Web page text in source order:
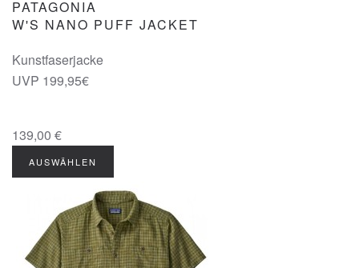
PATAGONIA
W'S NANO PUFF JACKET
Kunstfaserjacke
UVP 199,95€
139,00 €
AUSWÄHLEN